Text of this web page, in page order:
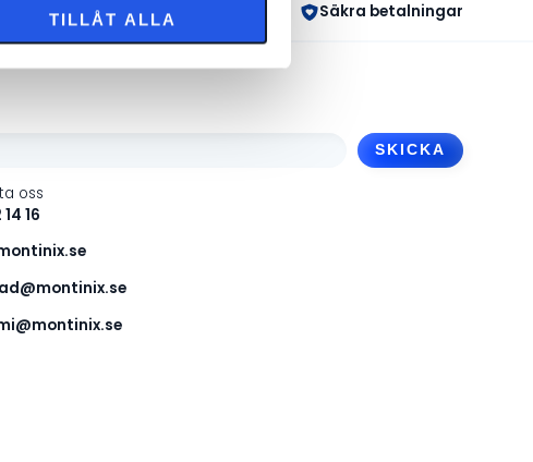
TILLÅT ALLA
i 60 dagar Säkra betalningar
oss
16